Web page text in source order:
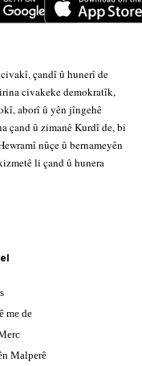
çandî û hunerî de
civakeke demokratîk,
aborî û yên jîngehê
çand û zimanê Kurdî de, bi
nûçe û bernameyên
li çand û hunera
me de
Malperê